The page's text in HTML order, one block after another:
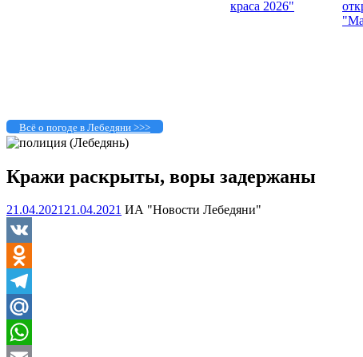
Всё о погоде в Лебедяни >>>
Кражи раскрыты, воры задержаны
21.04.202121.04.2021 ИА "Новости Лебедяни"
VK
Odnoklassniki
Telegram
Mail.Ru